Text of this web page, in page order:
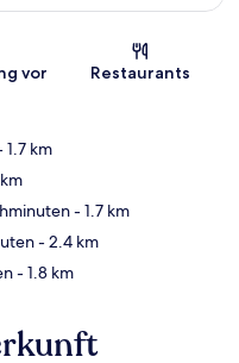
vor
Restaurants
1.7 km
- 1.7 km
- 2.4 km
- 1.8 km